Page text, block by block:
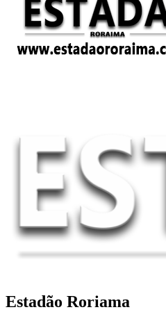
Estadão Roriama